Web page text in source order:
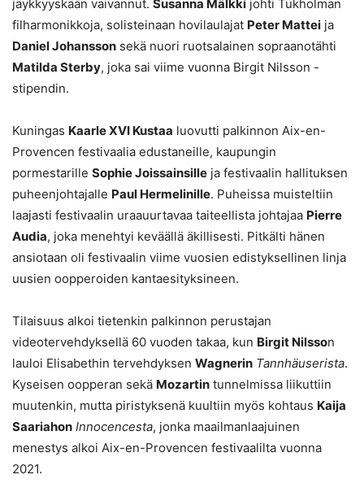
jäykkyyskään vaivannut. Susanna Mälkki johti Tukholman
filharmonikkoja, solisteinaan hovilaulajat Peter Mattei ja
Daniel Johansson sekä nuori ruotsalainen sopraanotähti
Matilda Sterby, joka sai viime vuonna Birgit Nilsson -
stipendin.
Kuningas Kaarle XVI Kustaa luovutti palkinnon Aix-en-
Provencen festivaalia edustaneille, kaupungin
pormestarille Sophie Joissainsille ja festivaalin hallituksen
puheenjohtajalle Paul Hermelinille. Puheissa muisteltiin
laajasti festivaalin uraauurtavaa taiteellista johtajaa Pierre
Audia, joka menehtyi keväällä äkillisesti. Pitkälti hänen
ansiotaan oli festivaalin viime vuosien edistyksellinen linja
uusien oopperoiden kantaesityksineen.
Tilaisuus alkoi tietenkin palkinnon perustajan
videotervehdyksellä 60 vuoden takaa, kun Birgit Nilsson
lauloi Elisabethin tervehdyksen Wagnerin Tannhäuserista.
Kyseisen oopperan sekä Mozartin tunnelmissa liikuttiin
muutenkin, mutta piristyksenä kuultiin myös kohtaus Kaija
Saariahon Innocencesta, jonka maailmanlaajuinen
menestys alkoi Aix-en-Provencen festivaalilta vuonna
2021.